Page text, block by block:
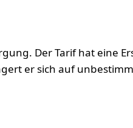
Der Tarif hat eine
er sich auf